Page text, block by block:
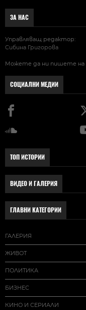
ЗА НАС
Управляващ редактор:
Сибина Григорова
Можете да ни пишете на
СОЦИАЛНИ МЕДИИ
ТОП ИСТОРИИ
ВИДЕО И ГАЛЕРИЯ
ГЛАВНИ КАТЕГОРИИ
ГАЛЕРИЯ
ЖИВОТ
ПОЛИТИКА
БИЗНЕС
КИНО И СЕРИАЛИ